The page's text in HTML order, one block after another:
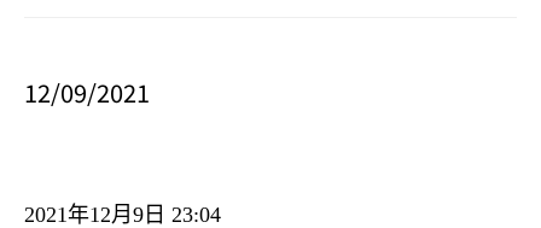
12/09/2021
2021年12月 9 日 23:04